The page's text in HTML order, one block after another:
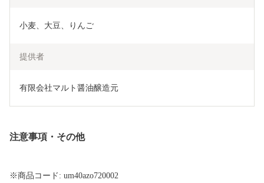
小麦、大豆、りんご
提供者
有限会社マルト醤油醸造元
注意事項・その他
※商品コード: um40azo720002